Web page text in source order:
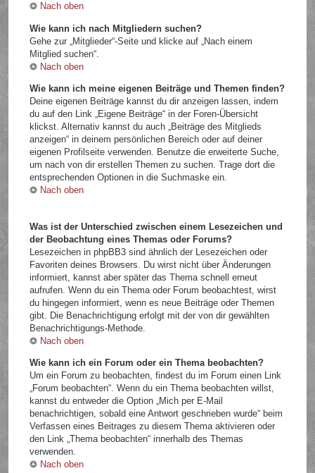
Nach oben
Wie kann ich nach Mitgliedern suchen?
Gehe zur „Mitglieder“-Seite und klicke auf „Nach einem
Mitglied suchen“.
Nach oben
Wie kann ich meine eigenen Beiträge und Themen finden?
Deine eigenen Beiträge kannst du dir anzeigen lassen, indem
du auf den Link „Eigene Beiträge“ in der Foren-Übersicht
klickst. Alternativ kannst du auch „Beiträge des Mitglieds
anzeigen“ in deinem persönlichen Bereich oder auf deiner
eigenen Profilseite verwenden. Benutze die erweiterte Suche,
um nach von dir erstellen Themen zu suchen. Trage dort die
entsprechenden Optionen in die Suchmaske ein.
Nach oben
Was ist der Unterschied zwischen einem Lesezeichen und
der Beobachtung eines Themas oder Forums?
Lesezeichen in phpBB3 sind ähnlich der Lesezeichen oder
Favoriten deines Browsers. Du wirst nicht über Änderungen
informiert, kannst aber später das Thema schnell erneut
aufrufen. Wenn du ein Thema oder Forum beobachtest, wirst
du hingegen informiert, wenn es neue Beiträge oder Themen
gibt. Die Benachrichtigung erfolgt mit der von dir gewählten
Benachrichtigungs-Methode.
Nach oben
Wie kann ich ein Forum oder ein Thema beobachten?
Um ein Forum zu beobachten, findest du im Forum einen Link
„Forum beobachten“. Wenn du ein Thema beobachten willst,
kannst du entweder die Option „Mich per E-Mail
benachrichtigen, sobald eine Antwort geschrieben wurde“ beim
Verfassen eines Beitrages zu diesem Thema aktivieren oder
den Link „Thema beobachten“ innerhalb des Themas
verwenden.
Nach oben